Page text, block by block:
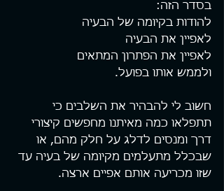
בסדר הזה:
להודות בקיומה של הבעיה
לאפיין את הבעיה
לאפיין את הפתרון המתאים
ולממש אותו בפועל.
חשוב לי להבהיר את השלבים כי
תתפלאו כמה מאיתנו מחפשים קיצורי
דרך ומנסים לדלג על חלק מהם, או
שבכלל מתעלמים מקיומה של בעיה עד
שזו מכריעה אותם אפיים ארצה.